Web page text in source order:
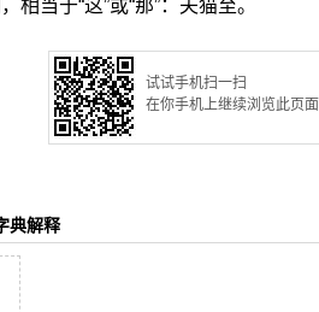
当于“这”或“那”：夫猫至。
试试手机扫一扫
在你手机上继续浏览此页面
典解释